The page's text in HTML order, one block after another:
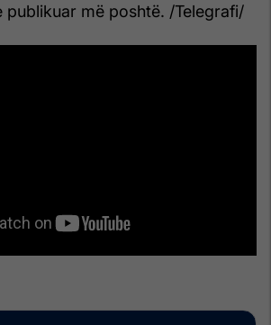
publikuar më poshtë. /Telegrafi/